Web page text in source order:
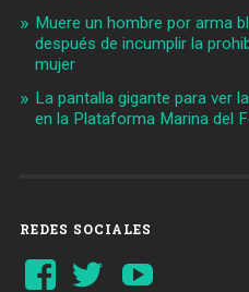
Muere un hombre por arma
después de incumplir la
mujer
La pantalla gigante para ver
en la Plataforma Marina del
REDES SOCIALES
Ver
perfil
Ver
perfil